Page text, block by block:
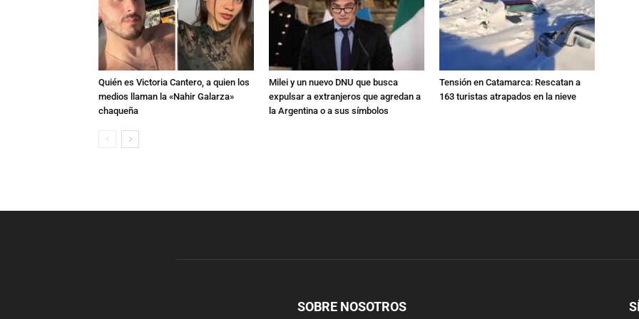
Quién es Victoria Cantero, a quien los
medios llaman la «Nahir Galarza»
chaqueña
Milei y un nuevo DNU que busca
expulsar a extranjeros que agredan a
la Argentina o a sus símbolos
Tensión en Catamarca: Rescatan a
163 turistas atrapados en la nieve
SOBRE NOSOTROS